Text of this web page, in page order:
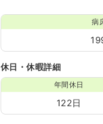
病
休日・休暇詳細
年間休日
122日